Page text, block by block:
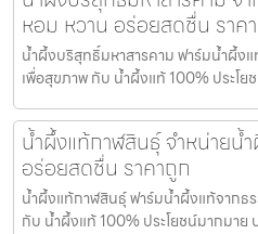
หอม หวาน อร่อยสดชื่น ราค
น้ำผึ้งบริสุทธิ์มหาสารคาม ฟาร์มน้ำผึ้ง
เพื่อสุขภาพ กับ น้ำผึ้งแท้ 100% ประโย
น้ำผึ้งแท้กาฬสินธุ์ จำหน่ายน้
อร่อยสดชื่น ราคาถูก
น้ำผึ้งแท้กาฬสินธุ์ ฟาร์มน้ำผึ้งแท้จากธ
กับ น้ำผึ้งแท้ 100% ประโยชน์มากมาย